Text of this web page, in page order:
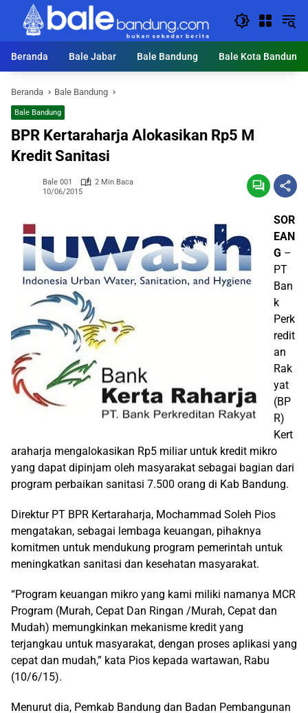
Langsung
konten
Beranda
Bale Jabar Bale Bandung Bale Kota Bandung
Beranda Bale Bandung
Bale Bandung
BPR Kertaraharja Alokasikan Rp5 M
Kredit Sanitasi
Bale 001
2 Min Baca
10/06/2015
SOR
EAN
G –
PT
Ban
k
Perk
redit
an
Rak
yat
(BP
R)
Kert
araharja mengalokasikan Rp5 miliar untuk kredit mikro
yang dapat dipinjam oleh masyarakat sebagai bagian dari
program perbaikan sanitasi 7.500 orang di Kab Bandung.
Direktur PT BPR Kertaraharja, Mochammad Soleh Pios
mengatakan, sebagai lembaga keuangan, pihaknya
komitmen untuk mendukung program pemerintah untuk
meningkatkan sanitasi dan kesehatan masyarakat.
“Program keuangan mikro yang kami miliki namanya MCR
Program (Murah, Cepat Dan Ringan /Murah, Cepat dan
Mudah) memungkinkan mekanisme kredit yang
terjangkau untuk masyarakat, dengan proses aplikasi yang
cepat dan mudah,” kata Pios kepada wartawan, Rabu
(10/6/15).
Menurut dia, Pemkab Bandung dan Badan Pembangunan